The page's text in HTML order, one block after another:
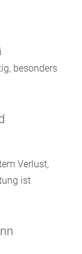
besonders
Verlust,
ist